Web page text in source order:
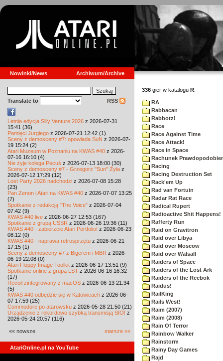
Nowinki/News Archiwum/Archive
Translate to RSS
Letnia edycja Silly Venture 2026 z 2026-07-31
15:41 (36)
Pamięci Jurgiego z 2026-07-21 12:42 (1)
Sceny z demosceny #7: opowiada SuN z 2026-07-
19 15:24 (2)
Atari Muzeum w Poznaniu na KWAS #40 z 2026-
07-16 16:10 (4)
Nie żyje kolega Pecuś z 2026-07-13 18:00 (30)
Sceny z demosceny #7 - Grzegorz "Sun" Żyła z
2026-07-12 17:29 (12)
Lost Party 2026 nadchodzi z 2026-07-08 15:28
(23)
Pan Zenon i Atari na KWAS #40 z 2026-07-07 13:25
(7)
Spotkanie z redakcją "The Voice" z 2026-07-04
07:42 (9)
KWAS #40 live z 2026-06-27 12:53 (167)
Spotkanie z grupą USSR z 2026-06-26 19:36 (11)
KWAS #40 - zabierzcie Atari Portfolio! z 2026-06-23
08:12 (0)
KWAS #40 - naprawa retrosprzętu z 2026-06-21
17:15 (1)
Sceny z demosceny #7 z Bigerem i MBR z 2026-
06-19 22:08 (0)
Atari Floppy Image Toolkit z 2026-06-17 13:51 (9)
Spotkanie online z grupą LST z 2026-06-16 16:32
(17)
Recoil zintegrowany z macOS z 2026-06-13 21:34
(5)
KWAS #40 odbędzie się w Katowicach z 2026-06-
07 17:59 (25)
Commodore po atarowsku z 2026-05-28 21:50 (21)
Urządzenie z rekordowo szybką transmisją SIO! z
2026-05-24 20:57 (116)
«« nowsze starsze »»
AtariOnline.pl na YouTube
336 gier w katalogu R:
RA
Rabbacan
Rabbotz!
Race
Race Against Time
Race Attack!
Race in Space
Rachunek
Racing
Racing Destruction Set
Rack'em Up
Rad van Fortuin
Radar Rat Race
Radical Rupert
Radioactive Shit Happens!
Rafferty Run
Raid on Gravitron
Raid over Libya
Raid over Moscow
Raid over Walsall
Raiders of Space
Raiders of the Lost Ark
Raiders of the Reebok
Raidus!
RailKing
Rails West!
Raim (2007)
Raim (2008)
Rain Of Terror
Rainbow Walker
Rainstorm
Rainy Day Games
Rajd